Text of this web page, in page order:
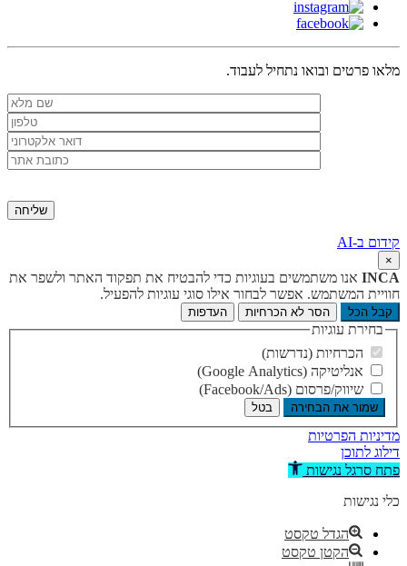
מלאו פרטים ובואו נתחיל לעבוד.
קידום ב-AI
×
INCA אנו משתמשים בעוגיות כדי להבטיח את תפקוד האתר ולשפר את
חוויית המשתמש. אפשר לבחור אילו סוגי עוגיות להפעיל.
קבל הכל הסר לא הכרחיות העדפות
בחירת עוגיות
הכרחיות (נדרשות)
אנליטיקה (Google Analytics)
שיווק/פרסום (Facebook/Ads)
שמור את הבחירה בטל
מדיניות הפרטיות
דילוג לתוכן
פתח סרגל נגישות
כלי נגישות
הגדל טקסט
הקטן טקסט